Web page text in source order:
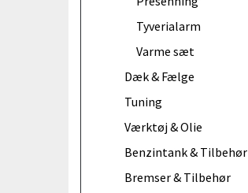
Tyverialarm
Varme sæt
Dæk & Fælge
Tuning
Værktøj & Olie
Benzintank & Tilbehør
Bremser & Tilbehør